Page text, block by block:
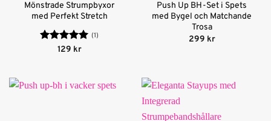
Mönstrade Strumpbyxor
med Perfekt Stretch
Betygsatt5
(1)
129 kr
Push Up BH-Set i Spets
med Bygel och Matchande
Trosa
299 kr